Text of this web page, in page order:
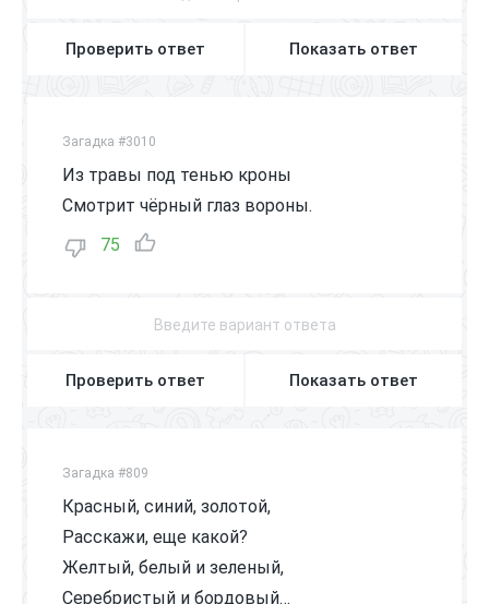
Проверить ответ Показать ответ
Загадка #3010
Из травы под тенью кроны
Смотрит чёрный глаз вороны.
75
Проверить ответ Показать ответ
Загадка #809
Красный, синий, золотой,
Расскажи, еще какой?
Желтый, белый и зеленый,
Серебристый и бордовый…